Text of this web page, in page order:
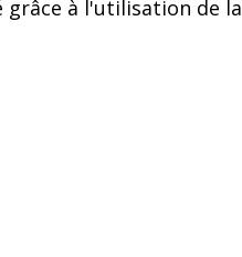
grâce à l'utilisation de la